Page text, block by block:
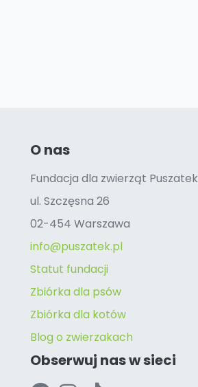
O nas
Fundacja dla zwierząt Puszatek
ul. Szczęsna 26
02-454 Warszawa
info@puszatek.pl
Statut fundacji
Zbiórka dla psów
Zbiórka dla kotów
Blog o zwierzakach
Obserwuj nas w sieci